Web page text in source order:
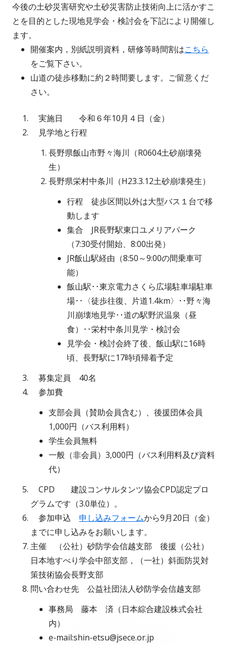
今後の土砂災害研究や土砂災害防止技術向上に活かすこ
とを目的とした現地見学会・検討会を下記により開催し
ます。
開催案内，別紙説明資料，研修等時間割はこちら
をご覧下さい。
山道の徒歩移動に約２時間要します。ご留意くだ
さい。
実施日 令和６年10月４日（金）
見学地と行程
長野県飯山市野々海川（R0604土砂崩壊発
生）
長野県栄村中条川（H23.3.12土砂崩壊発生）
行程 徒歩区間以外は大型バス１台で移
動します
集合 JR長野駅東口ユメリアパーク
（7:30受付開始、8:00出発）
JR飯山駅経由（8:50～9:00の間乗車可
能）
飯山駅･･東京電力さくら広場駐車場駐車
場･･〈徒歩往復、片道1.4km〉･･野々海
川崩壊地見学･･道の駅野沢温泉（昼
食）･･栄村中条川見学・検討会
見学会・検討会終了後、飯山駅に16時
頃、長野駅に17時頃帰着予定
募集定員 40名
参加費
支部会員（賛助会員含む）、後援団体会員
1,000円（バス利用料）
学生会員無料
一般（非会員）3,000円（バス利用料及び資料
代）
CPD 建設コンサルタンツ協会CPD認定プロ
グラムです（3.0単位）。
参加申込 申し込みフォームから9月20日（金）
までに申し込みをお願いします。
主催 （公社）砂防学会信越支部 後援（公社）
日本地すべり学会中部支部，（一社）斜面防災対
策技術協会長野支部
問い合わせ先 公益社団法人砂防学会信越支部
事務局 藤本 済（日本綜合建設株式会社
内）
e-mail:shin-etsu@jsece.or.jp